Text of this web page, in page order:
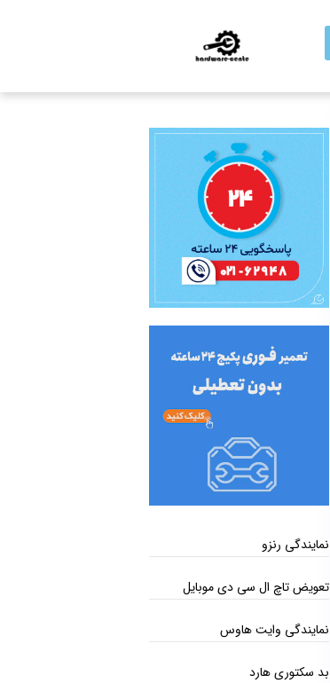
نمایندگی رنزو
تعویض تاچ ال سی دی موبایل
نمایندگی وایت هاوس
بد سکتوری هارد